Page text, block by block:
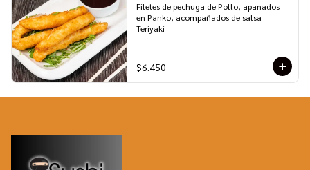
Filetes de pechuga de Pollo, apanados
en Panko, acompañados de salsa
Teriyaki
$6.450